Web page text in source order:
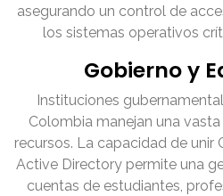
asegurando un control de
los sistemas operativos
Gobierno y
Instituciones
Colombia manejan una
recursos. La capacidad de unir
Active Directory permite una
cuentas de estudiantes,